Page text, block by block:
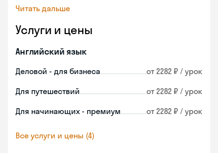
Читать дальше
Услуги и цены
Английский язык
Деловой - для бизнеса от 2282 ₽ / урок
Для путешествий от 2282 ₽ / урок
Для начинающих - премиум от 2282 ₽ / урок
Все услуги и цены (4)